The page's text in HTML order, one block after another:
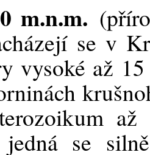
m.n.m.
se v
vysoké až
se silně